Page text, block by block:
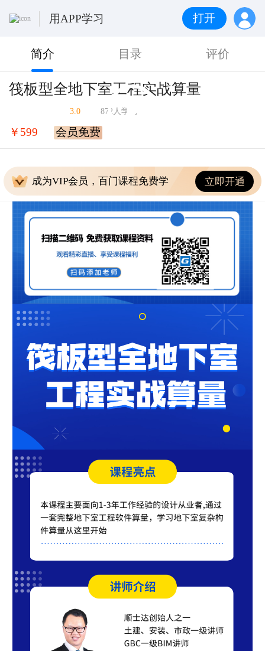
用APP学习 打开
简介 目录 评价
筏板型全地下室工程实战算量
3.0 872人学习
￥599 会员免费
成为VIP会员，百门课程免费学 立即开通